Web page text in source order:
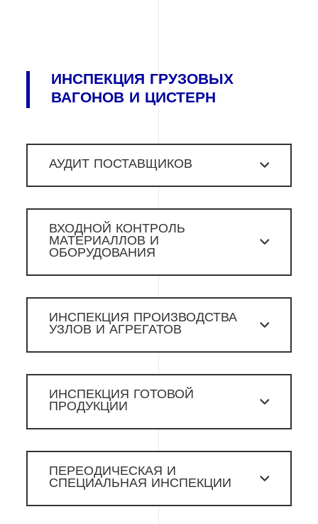
ИНСПЕКЦИЯ ГРУЗОВЫХ
ВАГОНОВ И ЦИСТЕРН
АУДИТ ПОСТАВЩИКОВ
ВХОДНОЙ КОНТРОЛЬ
МАТЕРИАЛЛОВ И
ОБОРУДОВАНИЯ
ИНСПЕКЦИЯ ПРОИЗВОДСТВА
УЗЛОВ И АГРЕГАТОВ
ИНСПЕКЦИЯ ГОТОВОЙ
ПРОДУКЦИИ
ПЕРЕОДИЧЕСКАЯ И
СПЕЦИАЛЬНАЯ ИНСПЕКЦИИ